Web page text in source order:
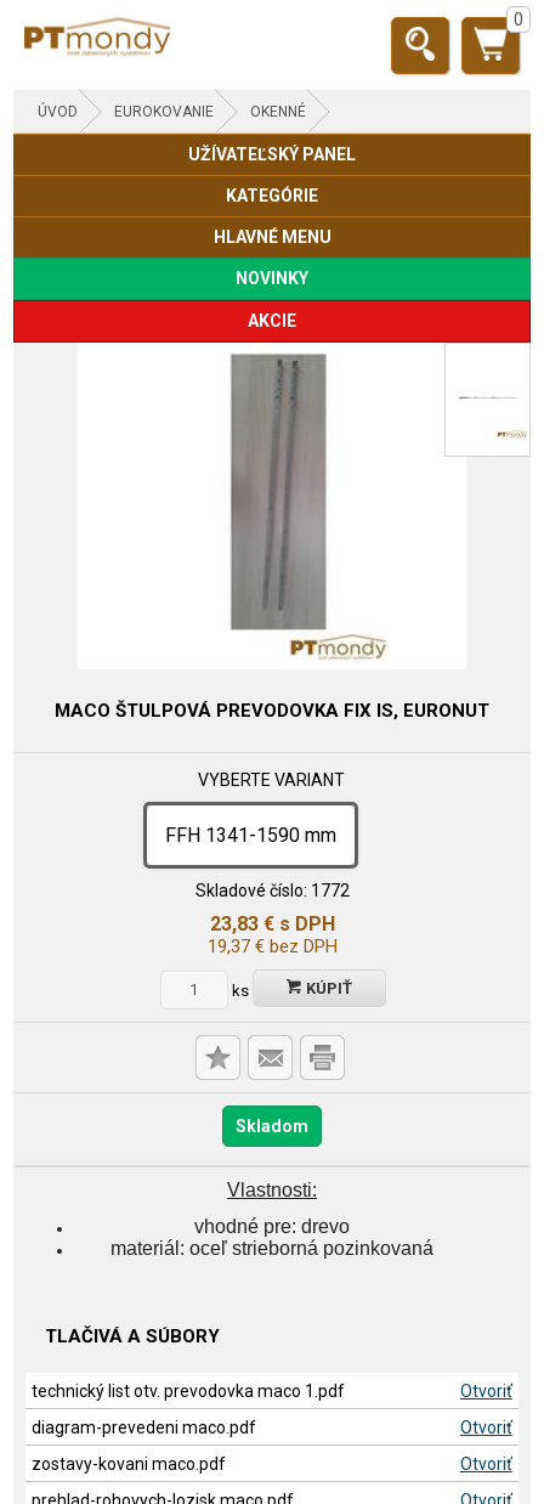
0
ÚVOD EUROKOVANIE OKENNÉ
UŽÍVATEĽSKÝ PANEL
KATEGÓRIE
HLAVNÉ MENU
NOVINKY
AKCIE
MACO ŠTULPOVÁ PREVODOVKA FIX IS, EURONUT
VYBERTE VARIANT
FFH 1341-1590 mm
Skladové číslo: 1772
23,83 €s DPH
19,37 €bez DPH
ks KÚPIŤ
Skladom
Vlastnosti:
vhodné pre: drevo
materiál: oceľ strieborná pozinkovaná
TLAČIVÁ A SÚBORY
technický list otv. prevodovka maco 1.pdf
Otvoriť
diagram-prevedeni maco.pdf
Otvoriť
zostavy-kovani maco.pdf
Otvoriť
prehlad-rohovych-lozisk maco.pdf
Otvoriť